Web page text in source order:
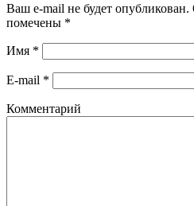
Ваш e-mail не будет опубликован.
помечены *
Имя *
E-mail *
Комментарий